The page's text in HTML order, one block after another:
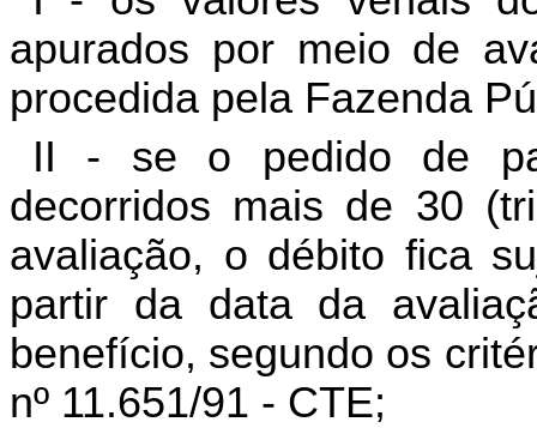
apurados por meio de
procedida pela Fazenda
II - se o pedido de
decorridos mais de 30
avaliação, o débito fica
partir da data da
benefício, segundo os
nº 11.651/91 - CTE;